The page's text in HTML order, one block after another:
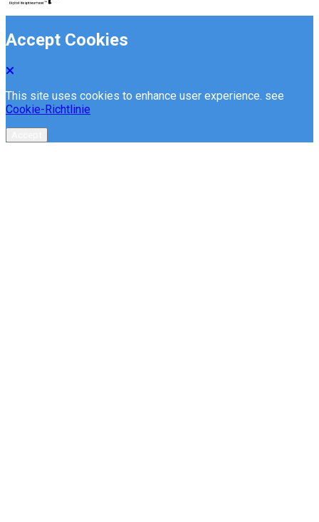
Accept Cookies
This site uses cookies to enhance user experience. see
Cookie-Richtlinie